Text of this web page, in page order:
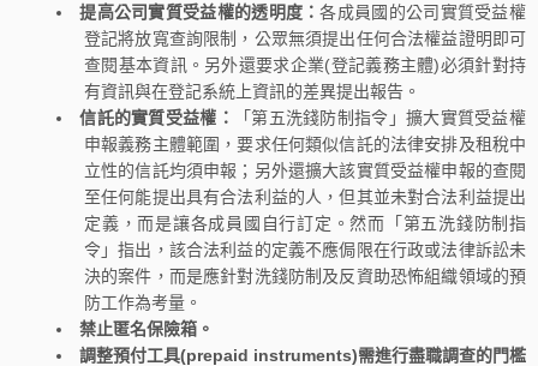
提高公司實質受益權的透明度：各成員國的公司實質受益權
登記將放寬查詢限制，公眾無須提出任何合法權益證明即可
查閱基本資訊。另外還要求企業(登記義務主體)必須針對持
有資訊與在登記系統上資訊的差異提出報告。
信託的實質受益權：
「第五洗錢防制指令」擴大實質受益權
申報義務主體範圍，要求任何類似信託的法律安排及租稅中
立性的信託均須申報；另外還擴大該實質受益權申報的查閱
至任何能提出具有合法利益的人，但其並未對合法利益提出
定義，而是讓各成員國自行訂定。然而「第五洗錢防制指
令」指出，該合法利益的定義不應侷限在行政或法律訴訟未
決的案件，而是應針對洗錢防制及反資助恐怖組織領域的預
防工作為考量。
禁止匿名保險箱。
調整預付工具(prepaid instruments)需進行盡職調查的門檻